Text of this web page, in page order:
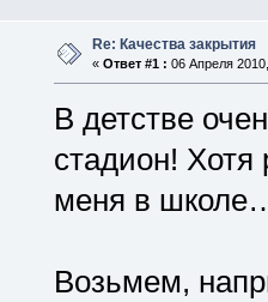
Re: Качества закрытия
« Ответ #1 : 06 Апреля
В детстве
стадион! Хотя
меня в
Возьмем,